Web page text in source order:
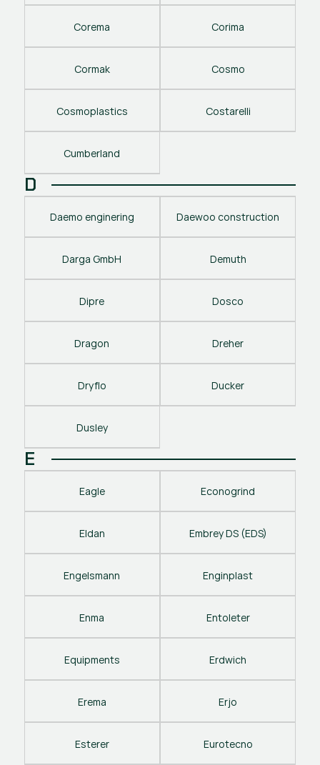
Corema Corima
Cormak Cosmo
Cosmoplastics Costarelli
Cumberland
D
Daemo enginering Daewoo construction
Darga GmbH Demuth
Dipre Dosco
Dragon Dreher
Dryflo Ducker
Dusley
E
Eagle Econogrind
Eldan Embrey DS (EDS)
Engelsmann Enginplast
Enma Entoleter
Equipments Erdwich
Erema Erjo
Esterer Eurotecno